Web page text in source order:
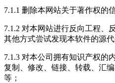
7.1.1 删除本网站关于著作权的
7.1.2 对本网站进行反向工程、
其他方式尝试发现本软件的源代
7.1.3 对本公司拥有知识产权的
复制、修改、链接、转载、汇
等；